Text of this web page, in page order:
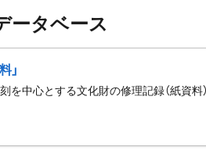
ータベース
」
中心とする文化財の修理記録（紙資料